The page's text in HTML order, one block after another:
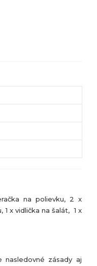
na polievku, 2 x
1 x vidlička na šalát, 1 x
nasledovné zásady aj